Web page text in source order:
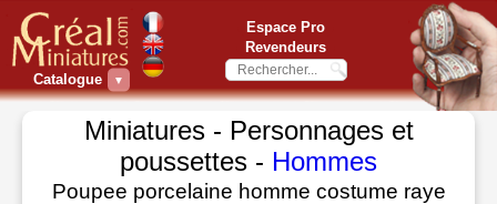
Catalogue ▼
Espace Pro
Revendeurs
Miniatures - Personnages et
poussettes - Hommes
Poupee porcelaine homme costume raye